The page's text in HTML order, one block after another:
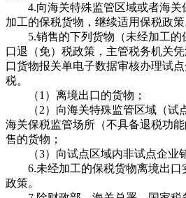
4.向海关特殊监管区域或者海关
加工的保税货物，继续适用保税政策
5.销售的下列货物（未经加工的
口退（免）税政策，主管税务机关
口货物报关单电子数据审核办理试
税。
（1）离境出口的货物；
（2）向海关特殊监管区域（试
海关保税监管场所（不具备退税功
售的货物；
（3）向试点区域内非试点企业销
6.未经加工的保税货物离境出口
政策。